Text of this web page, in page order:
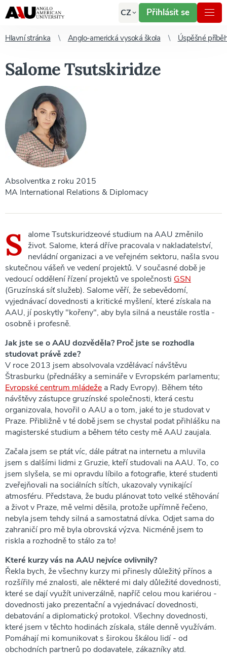
CZ Přihlásit se
Hlavní stránka Anglo-americká vysoká škola Úspěšné
Salome Tsutskiridze
Absolventka z roku 2015
MA International Relations & Diplomacy
S alome Tsutskuridzeové studium na AAU změnilo
život. Salome, která dříve pracovala v nakladatelství,
nevládní organizaci a ve veřejném sektoru, našla svou
skutečnou vášeň ve vedení projektů. V současné době je
vedoucí oddělení řízení projektů ve společnosti GSN
(Gruzínská síť služeb). Salome věří, že sebevědomí,
vyjednávací dovednosti a kritické myšlení, které získala na
AAU, jí poskytly "kořeny", aby byla silná a neustále rostla -
osobně i profesně.
Jak jste se o AAU dozvěděla? Proč jste se rozhodla
studovat právě zde?
V roce 2013 jsem absolvovala vzdělávací návštěvu
Štrasburku (přednášky a semináře v Evropském parlamentu;
Evropské centrum mládeže a Rady Evropy). Během této
návštěvy zástupce gruzínské společnosti, která cestu
organizovala, hovořil o AAU a o tom, jaké to je studovat v
Praze. Přibližně v té době jsem se chystal podat přihlášku na
magisterské studium a během této cesty mě AAU zaujala.
Začala jsem se ptát víc, dále pátrat na internetu a mluvila
jsem s dalšími lidmi z Gruzie, kteří studovali na AAU. To, co
jsem slyšela, se mi opravdu líbilo a fotografie, které studenti
zveřejňovali na sociálních sítích, ukazovaly vynikající
atmosféru. Představa, že budu plánovat toto velké stěhování
a život v Praze, mě velmi děsila, protože upřímně řečeno,
nebyla jsem tehdy silná a samostatná dívka. Odjet sama do
zahraničí pro mě byla obrovská výzva. Nicméně jsem to
riskla a rozhodně to stálo za to!
Které kurzy vás na AAU nejvíce ovlivnily?
Řekla bych, že všechny kurzy mi přinesly důležitý přínos a
rozšířily mé znalosti, ale některé mi daly důležité dovednosti,
které se dají využít univerzálně, napříč celou mou kariérou -
dovednosti jako prezentační a vyjednávací dovednosti,
debatování a diplomatický protokol. Všechny dovednosti,
které jsem v těchto hodinách získala, stále denně využívám.
Pomáhají mi komunikovat s širokou škálou lidí - od
obchodních partnerů po dodavatele, zákazníky atd.